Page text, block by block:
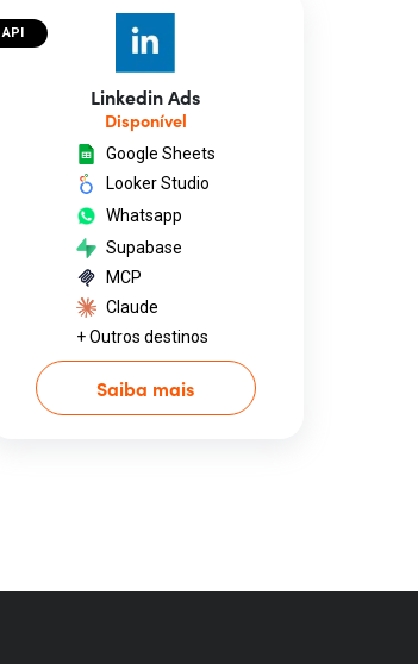
API
Linkedin Ads
Disponível
Google Sheets
Looker Studio
Whatsapp
Supabase
MCP
Claude
+ Outros destinos
Saiba mais